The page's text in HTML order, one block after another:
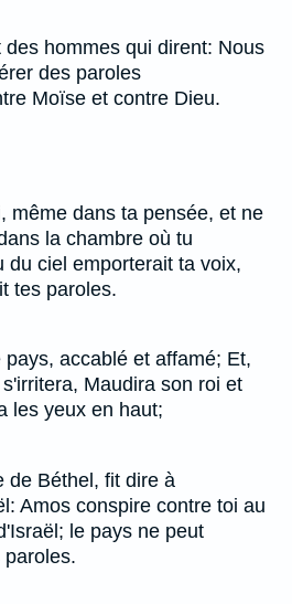
hommes qui dirent: Nous
des paroles
Moïse et contre Dieu.
même dans ta pensée, et ne
la chambre où tu
du ciel emporterait ta voix,
tes paroles.
accablé et affamé; Et,
Maudira son roi et
les yeux en haut;
de Béthel, fit dire à
Amos conspire contre toi au
le pays ne peut